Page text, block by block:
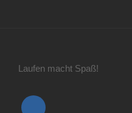
Laufen macht Spaß!